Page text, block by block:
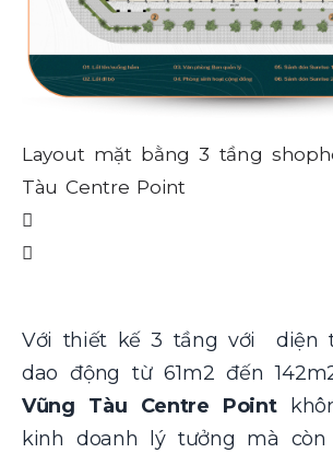
Layout mặt bằng 3 tầng
Tàu Centre Point
Với thiết kế 3 tầng với diện
dao động từ 61m2 đến
Vũng Tàu Centre Point
kinh doanh lý tưởng mà